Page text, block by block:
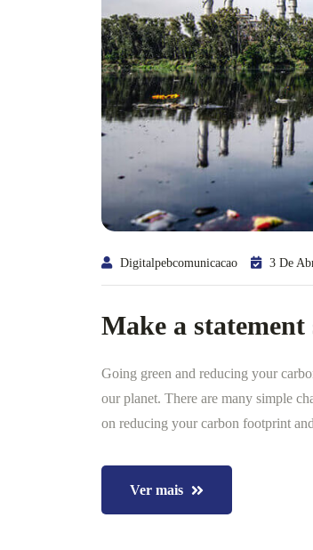
Digitalpebcomunicacao 3 De
Make a
Going green and reducing your
our planet. There are many simple
on reducing your carbon footprint
Ver mais